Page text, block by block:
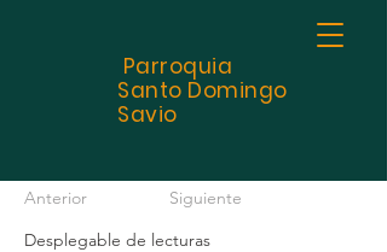
Parroquia
Santo Domingo
Savio
Anterior
Siguiente
Desplegable de lecturas